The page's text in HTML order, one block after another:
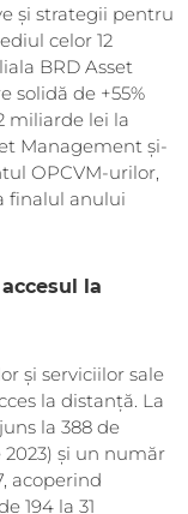
și strategii pentru
celor 12
BRD Asset
solidă de +55%
miliarde lei la
Management și-
OPCVM-urilor,
finalul anului
la
și serviciilor sale
la distanță. La
la 388 de
2023) și un număr
acoperind
194 la 31